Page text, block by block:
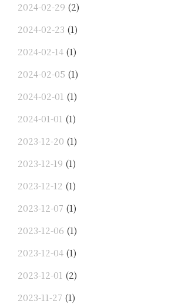
2024-02-29 (2)
2024-02-23 (1)
2024-02-14 (1)
2024-02-05 (1)
2024-02-01 (1)
2024-01-01 (1)
2023-12-20 (1)
2023-12-19 (1)
2023-12-12 (1)
2023-12-07 (1)
2023-12-06 (1)
2023-12-04 (1)
2023-12-01 (2)
2023-11-27 (1)